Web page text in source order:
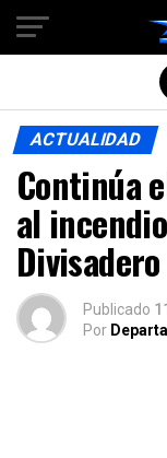
ACTUALIDAD
Continúa
al
Divisadero
Publicado
Por